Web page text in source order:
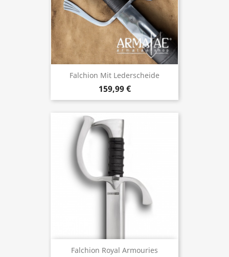
Falchion Mit Lederscheide
159,99 €
Falchion Royal Armouries